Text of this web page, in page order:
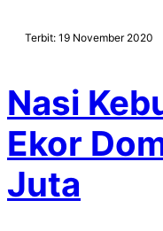
Terbit: 19 November 2020
Nasi
Ekor
Juta